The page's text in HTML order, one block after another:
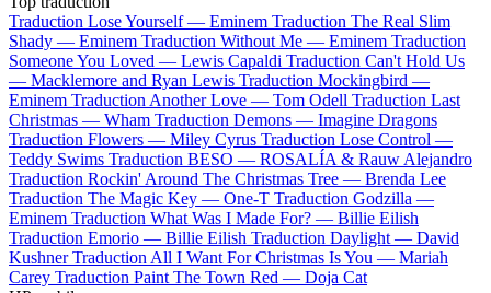
Traduction Lose Yourself — Eminem Traduction The Real Slim
Shady — Eminem Traduction Without Me — Eminem Traduction
Someone You Loved — Lewis Capaldi Traduction Can't Hold Us
— Macklemore and Ryan Lewis Traduction Mockingbird —
Eminem Traduction Another Love — Tom Odell Traduction Last
Christmas — Wham Traduction Demons — Imagine Dragons
Traduction Flowers — Miley Cyrus Traduction Lose Control —
Teddy Swims Traduction BESO — ROSALÍA & Rauw Alejandro
Traduction Rockin' Around The Christmas Tree — Brenda Lee
Traduction The Magic Key — One-T Traduction Godzilla —
Eminem Traduction What Was I Made For? — Billie Eilish
Traduction Emorio — Billie Eilish Traduction Daylight — David
Kushner Traduction All I Want For Christmas Is You — Mariah
Carey Traduction Paint The Town Red — Doja Cat